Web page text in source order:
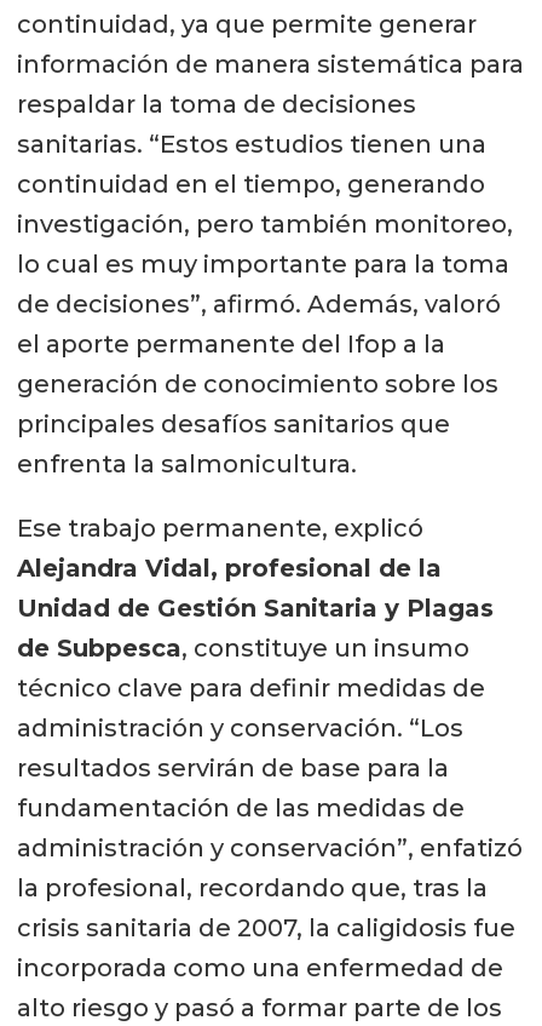
continuidad, ya que permite generar
información de manera sistemática para
respaldar la toma de decisiones
sanitarias. “Estos estudios tienen una
continuidad en el tiempo, generando
investigación, pero también monitoreo,
lo cual es muy importante para la toma
de decisiones”, afirmó. Además, valoró
el aporte permanente del Ifop a la
generación de conocimiento sobre los
principales desafíos sanitarios que
enfrenta la salmonicultura.
Ese trabajo permanente, explicó
Alejandra Vidal, profesional de la
Unidad de Gestión Sanitaria y Plagas
de Subpesca, constituye un insumo
técnico clave para definir medidas de
administración y conservación. “Los
resultados servirán de base para la
fundamentación de las medidas de
administración y conservación”, enfatizó
la profesional, recordando que, tras la
crisis sanitaria de 2007, la caligidosis fue
incorporada como una enfermedad de
alto riesgo y pasó a formar parte de los